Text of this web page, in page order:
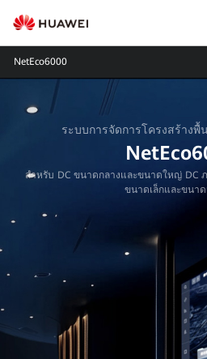
NetEco6000
ระบบการจัดการโครงสร้าง
สําหรับ DC ขนาดกลางและขนาดใหญ่ DC
ขนาดเล็กและขนาด